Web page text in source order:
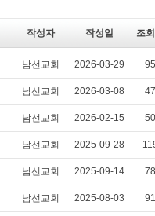
작성자 작성일 조
남선교회 2026-03-29 95
남선교회 2026-03-08 47
남선교회 2026-02-15 50
남선교회 2025-09-28
남선교회 2025-09-14 78
남선교회 2025-08-03 91